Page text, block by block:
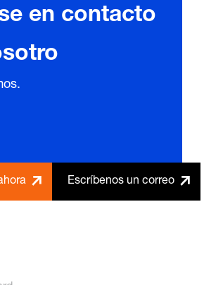
en contacto
Escríbenos un correo